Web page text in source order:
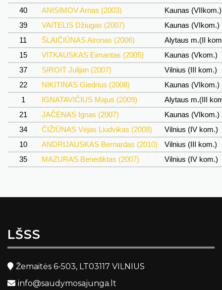
40
ANISIMOV Arnas (2003)
Kaunas
39
VAITELIS Džiugas (2007)
Kaunas (VIkom.)
11
ŠLAIČIŪNAS Aironas (2006)
Alytaus m.(II
15
VITKAUSKAS Eimantas (2005)
Kaunas (Vkom.)
37
SIROIT Julijan (2007)
Vilnius (III kom.)
22
NIKITINAS Giedrius (2008)
Kaunas (VIkom.)
1
IGNATAVIČIUS Majus (2009)
Alytaus m.(III
21
JAČĖNAS Ignas (2007)
Kaunas (VIkom.)
34
ČIŽIŪNAS Vėjas Liudvikas (2008)
Vilnius (IV kom.)
10
ANDRIJAUSKAS Bernardas (2010)
Vilnius (III kom.)
35
MAZURAS Benediktas (2007) Vilnius (IV kom.)
LŠSS
Žemaitės 6-503, LT03117 VILNIUS
info@saudymosajunga.lt